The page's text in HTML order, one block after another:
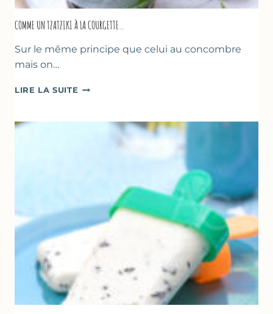
COMME UN TZATZIKI À LA COURGETTE…
Sur le même principe que celui au concombre
mais on…
LIRE LA SUITE COMME
À
COURGETTE…